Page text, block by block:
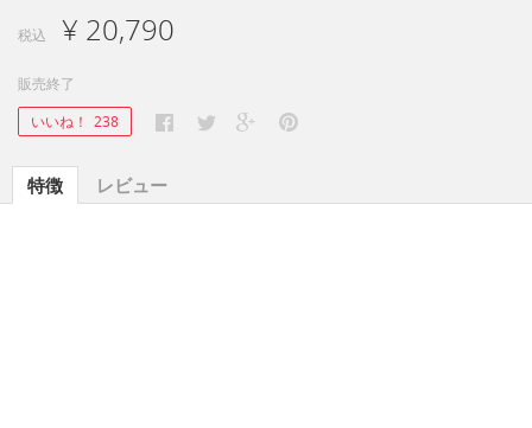
税込 ¥ 20,790
販売終了
いいね！ 238
特徴 レビュー